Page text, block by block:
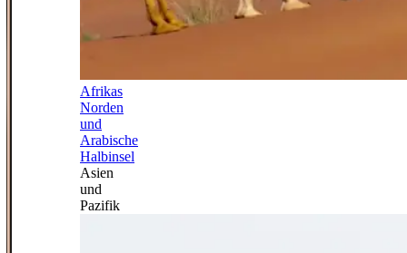
Afrikas
Norden
und
Arabische
Halbinsel
Asien
und
Pazifik